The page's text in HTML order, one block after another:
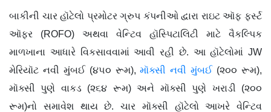
બાકીની ચાર હૉટેલો પ્રમોટર ગ્રુપ કંપનીઓ દ્વારા રાઇટ ઑફ ફર્સ્ટ
ઑફર (ROFO) અથવા વેન્ટિવ હૉસ્પિટાલિટી માટે વૈકલ્પિક
માળખાના આધારે વિકસાવવામાં આવી રહી છે. આ હૉટેલોમાં JW
મેરિયૉટ નવી મુંબઈ (૪૫૦ રૂમ),મૉક્સી નવી મુંબઈ (૨૦૦ રૂમ),
મૉક્સી પુણે વાકડ (૨૬૪ રૂમ) અને મૉક્સી પુણે ખરાડી (૨૦૦
રૂમ)નો સમાવેશ થાય છે. ચાર મૉક્સી હૉટેલો આખરે વેન્ટિવ